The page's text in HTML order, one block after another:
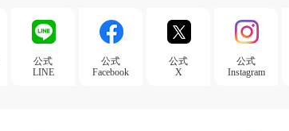
公式
LINE
公式
Facebook
公式
X
公式
Instagram